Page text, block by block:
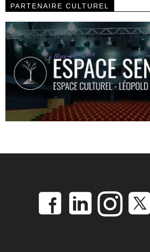
PARTENAIRE CULTUREL